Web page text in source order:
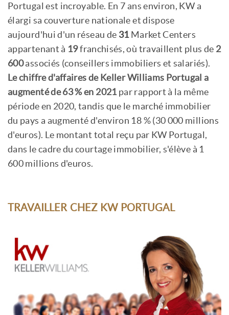
Portugal est incroyable. En 7 ans environ, KW a
élargi sa couverture nationale et dispose
aujourd'hui d'un réseau de 31Market Centers
appartenant à 19franchisés, où travaillent plus de 2
600associés (conseillers immobiliers et salariés).
Le chiffre d'affaires de Keller Williams Portugal a
augmenté de 63 % en 2021par rapport à la même
période en 2020, tandis que le marché immobilier
du pays a augmenté d'environ 18 % (30 000 millions
d'euros). Le montant total reçu par KW Portugal,
dans le cadre du courtage immobilier, s'élève à 1
600 millions d'euros.
TRAVAILLER CHEZ KW PORTUGAL